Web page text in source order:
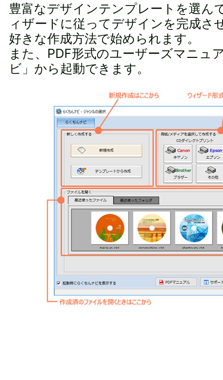
豊富なデザインテンプレートを選ん
ィザードに従ってデザインを完成さ
好きな作成方法で始められます。
また、PDF形式のユーザーズマニュ
ビ」から起動できます。